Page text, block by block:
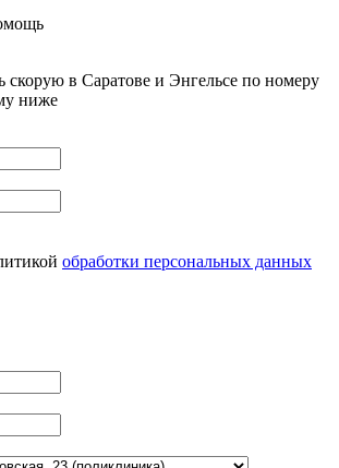
скорую в Саратове и Энгельсе по номеру
ниже
обработки персональных данных